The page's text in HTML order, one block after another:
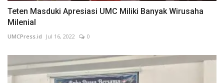
Teten Masduki Apresiasi UMC Miliki Banyak Wirusaha
Milenial
UMCPress.id Jul 16, 2022 0